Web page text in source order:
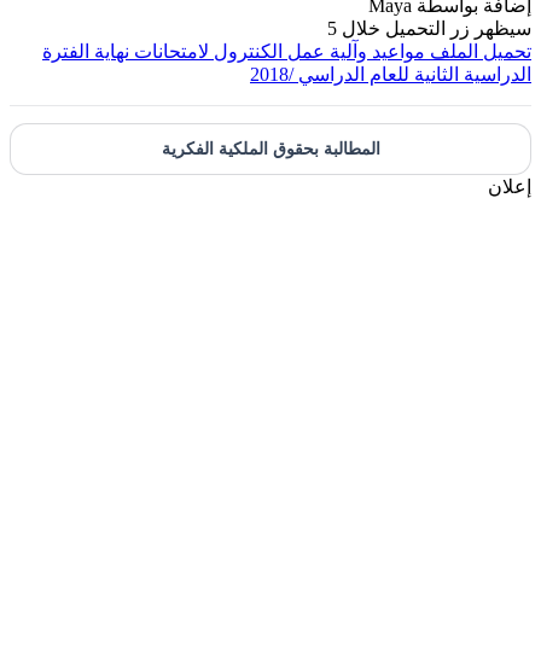
بواسطة Maya
زر التحميل خلال 5
الملف ‏مواعيد وآلية عمل الكنترول لامتحانات نهاية الفترة
الثانية للعام الدراسي /2018
المطالبة بحقوق الملكية الفكرية